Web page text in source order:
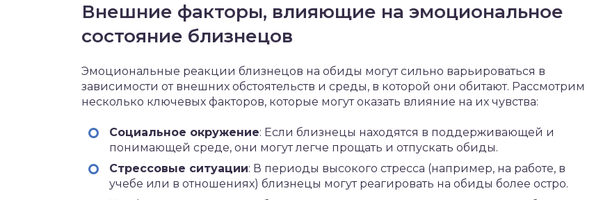
Внешние факторы, влияющие на эмоциональное
состояние близнецов
Эмоциональные реакции близнецов на обиды могут сильно варьироваться в
зависимости от внешних обстоятельств и среды, в которой они обитают. Рассмотрим
несколько ключевых факторов, которые могут оказать влияние на их чувства:
Социальное окружение: Если близнецы находятся в поддерживающей и
понимающей среде, они могут легче прощать и отпускать обиды.
Стрессовые ситуации: В периоды высокого стресса (например, на работе, в
учебе или в отношениях) близнецы могут реагировать на обиды более остро.